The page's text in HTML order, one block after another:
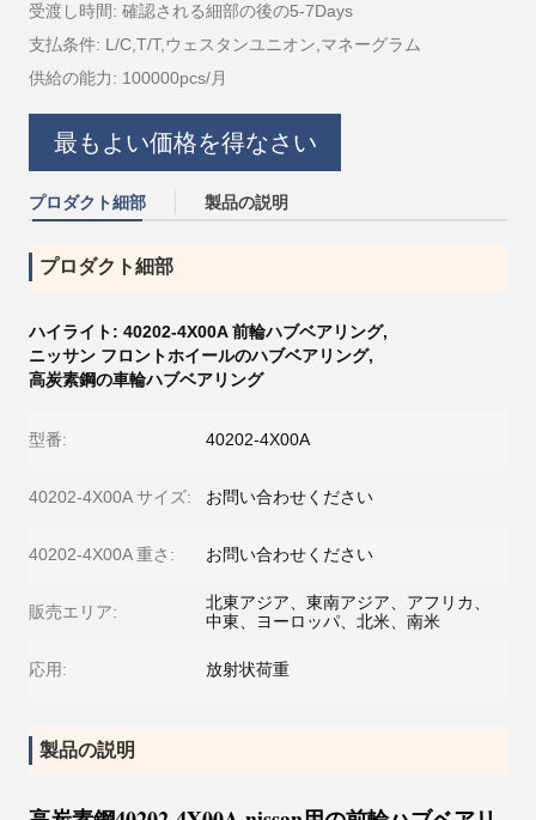
受渡し時間: 確認される細部の後の5-7Days
支払条件: L/C,T/T,ウェスタンユニオン,マネーグラム
供給の能力: 100000pcs/月
最もよい価格を得なさい
プロダクト細部 製品の説明
プロダクト細部
ハイライト: 40202-4X00A 前輪ハブベアリング,
ニッサン フロントホイールのハブベアリング,
高炭素鋼の車輪ハブベアリング
型番: 40202-4X00A
40202-4X00A サイズ: お問い合わせください
40202-4X00A 重さ: お問い合わせください
販売エリア:
北東アジア、東南アジア、アフリカ、
中東、ヨーロッパ、北米、南米
応用: 放射状荷重
製品の説明